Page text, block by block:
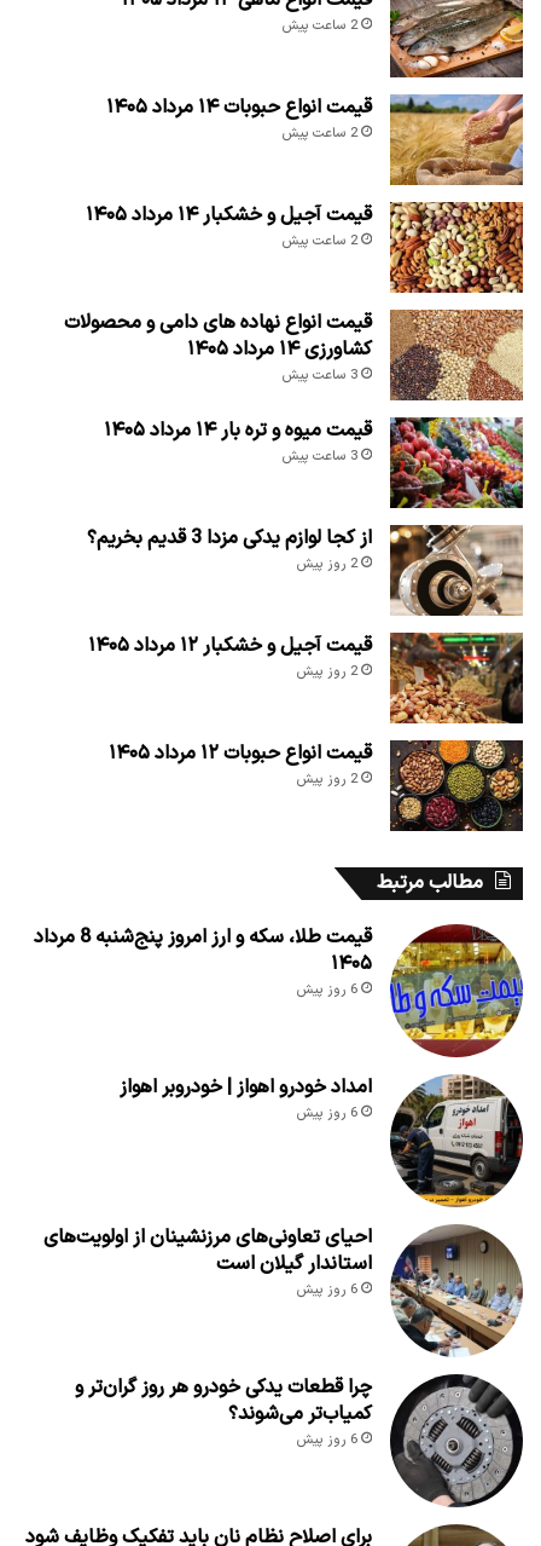
2 ساعت پیش
قیمت انواع حبوبات ۱۴ مرداد ۱۴۰۵
2 ساعت پیش
قیمت آجیل و خشکبار ۱۴ مرداد ۱۴۰۵
2 ساعت پیش
قیمت انواع نهاده های دامی و محصولات
کشاورزی ۱۴ مرداد ۱۴۰۵
3 ساعت پیش
قیمت میوه و تره بار ۱۴ مرداد ۱۴۰۵
3 ساعت پیش
از کجا لوازم یدکی مزدا 3 قدیم بخریم؟
2 روز پیش
قیمت آجیل و خشکبار ۱۲ مرداد ۱۴۰۵
2 روز پیش
قیمت انواع حبوبات ۱۲ مرداد ۱۴۰۵
2 روز پیش
مطالب مرتبط
قیمت طلا، سکه و ارز امروز پنج‌شنبه 8 مرداد
۱۴۰۵
6 روز پیش
امداد خودرو اهواز | خودروبر اهواز
6 روز پیش
احیای تعاونی‌های مرزنشینان از اولویت‌های
استاندار گیلان است
6 روز پیش
چرا قطعات یدکی خودرو هر روز گران‌تر و
کمیاب‌تر می‌شوند؟
6 روز پیش
برای اصلاح نظام نان باید تفکیک وظایف شود